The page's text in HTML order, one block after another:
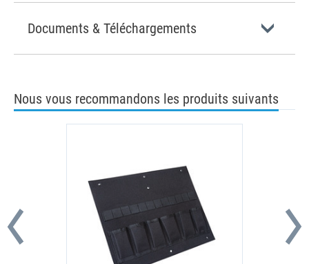
Documents & Téléchargements
Nous vous recommandons les produits suivants